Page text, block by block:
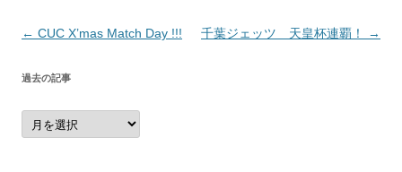
投
ナ
ビ
ゲ
← CUC X’mas Match Day !!! 千葉ジェッツ 天皇杯連覇！ →
過去の記事
過
去
の